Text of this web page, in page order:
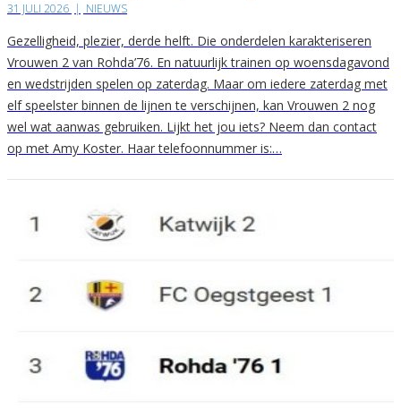
31 JULI 2026 | NIEUWS
Gezelligheid, plezier, derde helft. Die onderdelen karakteriseren
Vrouwen 2 van Rohda’76. En natuurlijk trainen op woensdagavond
en wedstrijden spelen op zaterdag. Maar om iedere zaterdag met
elf speelster binnen de lijnen te verschijnen, kan Vrouwen 2 nog
wel wat aanwas gebruiken. Lijkt het jou iets? Neem dan contact
op met Amy Koster. Haar telefoonnummer is:…